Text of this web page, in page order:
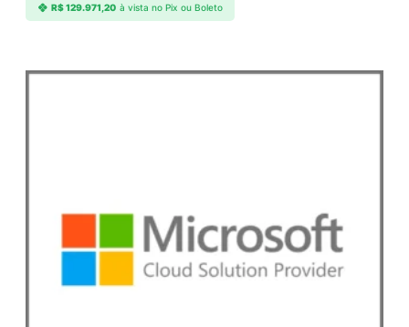
R$129.971,20 à vista no Pix ou Boleto